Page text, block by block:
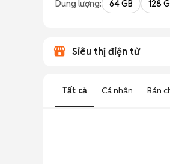
Dung lượng: 64 GB 128
Siêu thị điện tử
Tất cả Cá nhân Bán